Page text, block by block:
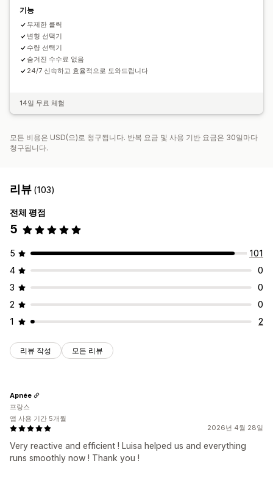
기능
무제한 클릭
변형 선택기
수량 선택기
숨겨진 수수료 없음
24/7 신속하고 효율적으로 도와드립니다
14일 무료 체험
모든 비용은 USD(으)로 청구됩니다. 반복 요금 및 사용 기반 요금은 30일마다
청구됩니다.
리뷰 (103)
전체 평점
5
5
101
4
0
3
0
2
0
1
2
리뷰 작성 모든 리뷰
2026년 4월 28일
Very reactive and efficient ! Luisa helped us and everything
runs smoothly now ! Thank you !
Apnée
프랑스
앱 사용 기간 5개월